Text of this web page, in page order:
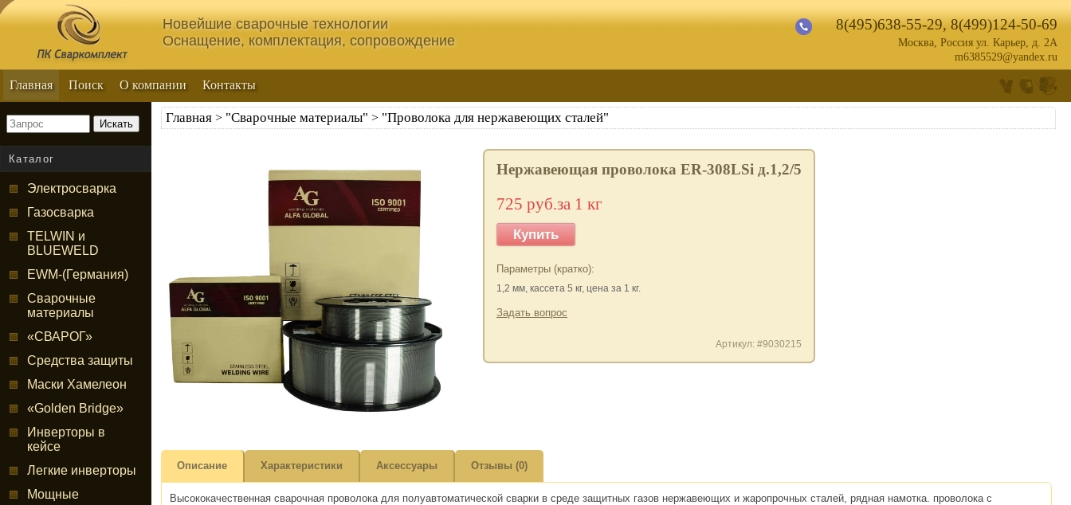
Новейшие сварочные технологии
Оснащение, комплектация, сопровождение
8(495)638-55-29,8(499)124-50-69
Москва, Россия ул. Карьер, д. 2А
m6385529@yandex.ru
Главная Поиск О компании Контакты
Искать
Каталог
Электросварка
Газосварка
TELWIN и
BLUEWELD
EWM-(Германия)
Сварочные
материалы
«СВАРОГ»
Средства защиты
Маски Хамелеон
«Golden Bridge»
Инверторы в
кейсе
Легкие инверторы
Мощные
Главная > "Сварочные материалы" > "Проволока для нержавеющих сталей"
Нержавеющая проволока ER-308LSi д.1,2/5
725 руб.за 1 кг
Купить
Параметры (кратко):
1,2 мм, кассета 5 кг, цена за 1 кг.
Задать вопрос
Артикул: #9030215
Описание Характеристики Аксессуары Отзывы (0)
Высококачественная сварочная проволока для полуавтоматической сварки в среде защитных газов нержавеющих и жаропрочных сталей, рядная намотка. проволока с